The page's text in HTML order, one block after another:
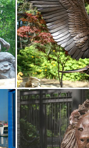
деревянная
Китай. Материал:
и оберег. В центре
руками.